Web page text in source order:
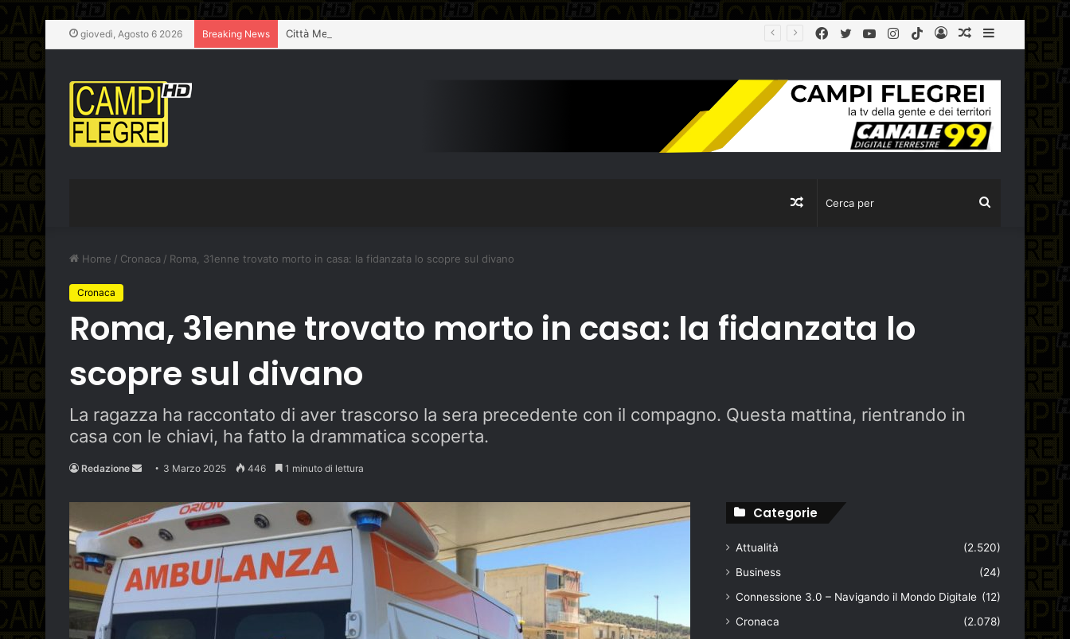
giovedì, Agosto 6 2026 Breaking News Sidebar
Articolo
Log
TikTok
Instagram
YouTube
Twitter
Facebook
Cerca
Articolo
Home / Cronaca / Roma, 31enne trovato morto in casa: la fidanzata lo scopre sul divano
Cronaca
Roma, 31enne trovato morto in casa: la fidanzata lo
scopre sul divano
La ragazza ha raccontato di aver trascorso la sera precedente con il compagno. Questa mattina, rientrando in
casa con le chiavi, ha fatto la drammatica scoperta.
Redazione
Send
email
3 Marzo 2025 446 1 minuto di lettura
Categorie
Attualità
(2.520)
Business
(24)
Connessione 3.0 – Navigando il Mondo Digitale (12)
Cronaca
(2.078)